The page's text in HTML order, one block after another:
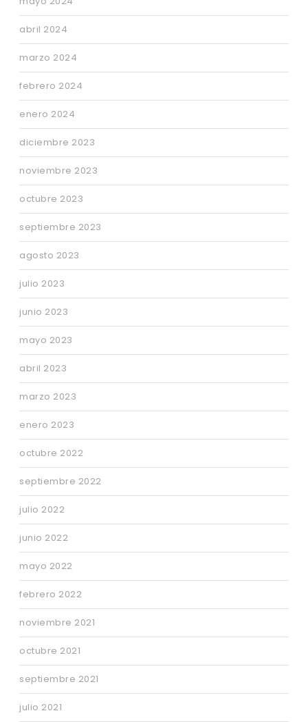
abril 2024
marzo 2024
febrero 2024
enero 2024
diciembre 2023
noviembre 2023
octubre 2023
septiembre 2023
agosto 2023
julio 2023
junio 2023
mayo 2023
abril 2023
marzo 2023
enero 2023
octubre 2022
septiembre 2022
julio 2022
junio 2022
mayo 2022
febrero 2022
noviembre 2021
octubre 2021
septiembre 2021
julio 2021